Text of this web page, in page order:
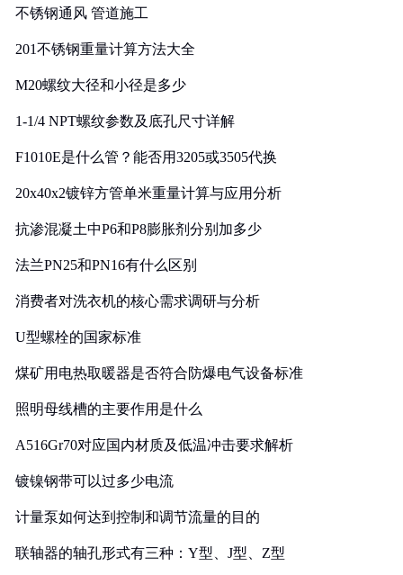
不锈钢通风 管道施工
201不锈钢重量计算方法大全
M20螺纹大径和小径是多少
1-1/4 NPT螺纹参数及底孔尺寸详解
F1010E是什么管？能否用3205或3505代换
20x40x2镀锌方管单米重量计算与应用分析
抗渗混凝土中P6和P8膨胀剂分别加多少
法兰PN25和PN16有什么区别
消费者对洗衣机的核心需求调研与分析
U型螺栓的国家标准
煤矿用电热取暖器是否符合防爆电气设备标准
照明母线槽的主要作用是什么
A516Gr70对应国内材质及低温冲击要求解析
镀镍钢带可以过多少电流
计量泵如何达到控制和调节流量的目的
联轴器的轴孔形式有三种：Y型、J型、Z型